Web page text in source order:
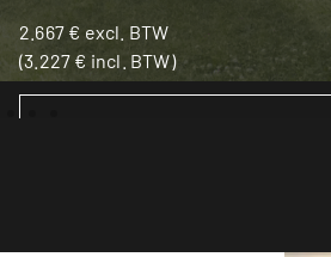
2.667 € excl. BTW
(3.227 € incl. BTW)